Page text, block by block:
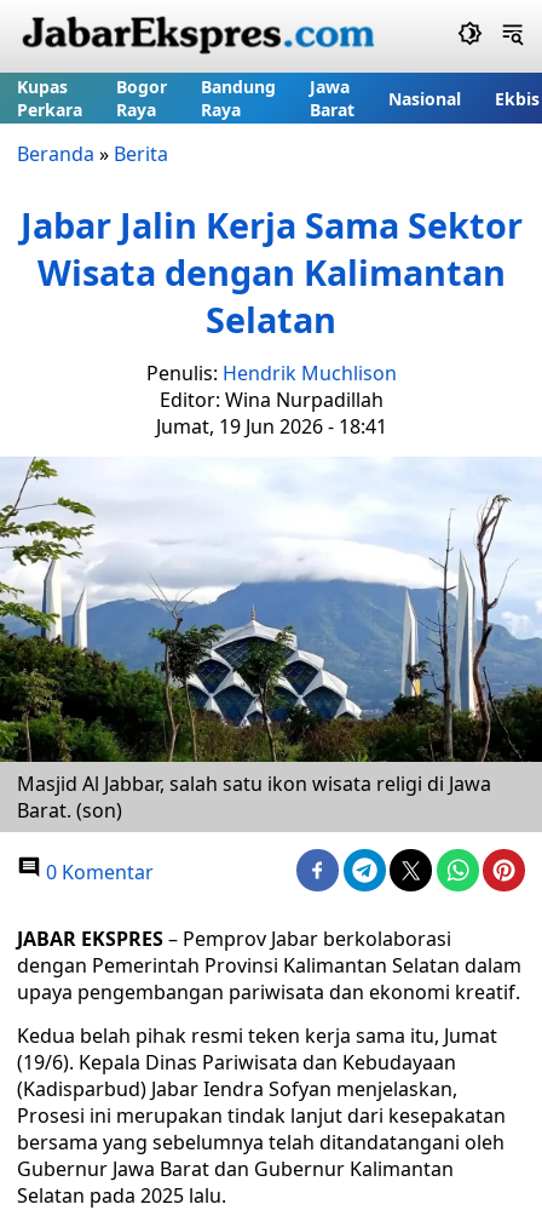
Kupas
Perkara
Bogor
Raya
Bandung
Raya
Jawa
Barat
Nasional Ekbis
Beranda » Berita
Jabar Jalin Kerja Sama Sektor
Wisata dengan Kalimantan
Selatan
Penulis: Hendrik Muchlison
Editor: Wina Nurpadillah
Jumat, 19 Jun 2026 - 18:41
Masjid Al Jabbar, salah satu ikon wisata religi di Jawa
Barat. (son)
0 Komentar
JABAR EKSPRES– Pemprov Jabar berkolaborasi
dengan Pemerintah Provinsi Kalimantan Selatan dalam
upaya pengembangan pariwisata dan ekonomi kreatif.
Kedua belah pihak resmi teken kerja sama itu, Jumat
(19/6). Kepala Dinas Pariwisata dan Kebudayaan
(Kadisparbud) Jabar Iendra Sofyan menjelaskan,
Prosesi ini merupakan tindak lanjut dari kesepakatan
bersama yang sebelumnya telah ditandatangani oleh
Gubernur Jawa Barat dan Gubernur Kalimantan
Selatan pada 2025 lalu.